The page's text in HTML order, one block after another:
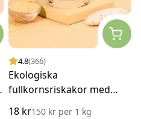
4.8(366)
Ekologiska
fullkornsriskakor med
18 kr150 kr per 1 kg